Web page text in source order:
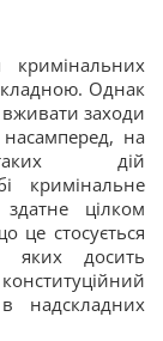
кримінальних
Однак
вживати заходи
насамперед, на
дій
кримінальне
цілком
це стосується
яких досить
надскладних